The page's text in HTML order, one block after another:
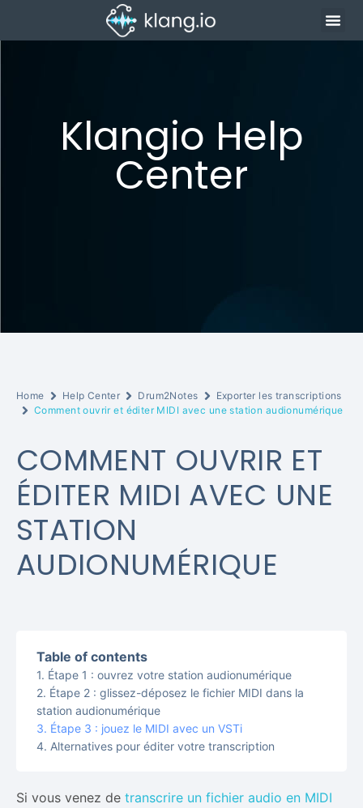
Klangio Help
Center
Home Help Center Drum2Notes
Exporter les transcriptions
Comment ouvrir et éditer MIDI avec une station audionumérique
COMMENT OUVRIR ET
ÉDITER MIDI AVEC UNE
STATION
AUDIONUMÉRIQUE
Table of contents
Étape 1 : ouvrez votre station audionumérique
Étape 2 : glissez-déposez le fichier MIDI dans la
station audionumérique
Étape 3 : jouez le MIDI avec un VSTi
Alternatives pour éditer votre transcription
Si vous venez de transcrire un fichier audio en MIDI